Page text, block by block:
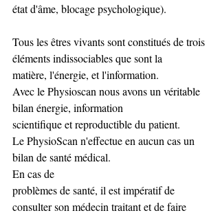
état d'âme, blocage psychologique).
Tous les êtres vivants sont constitués de trois
éléments indissociables que sont la
matière, l'énergie, et l'information.
Avec le Physioscan nous avons un véritable
bilan énergie, information
scientifique et reproductible du patient.
Le PhysioScan n'effectue en aucun cas un
bilan de santé médical.
En cas de
problèmes de santé, il est impératif de
consulter son médecin traitant et de faire